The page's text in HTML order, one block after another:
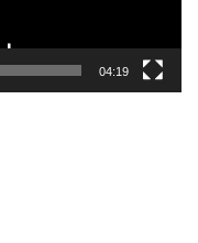
04:19